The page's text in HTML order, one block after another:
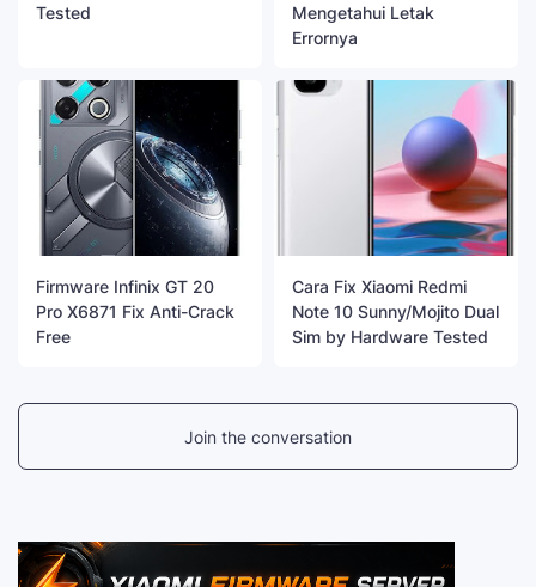
Tested
Mengetahui Letak
Errornya
Firmware Infinix GT 20
Pro X6871 Fix Anti-Crack
Free
Cara Fix Xiaomi Redmi
Note 10 Sunny/Mojito Dual
Sim by Hardware Tested
Join the conversation